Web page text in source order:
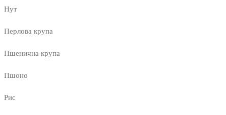
Нут
Перлова крупа
Пшенична крупа
Пшоно
Рис